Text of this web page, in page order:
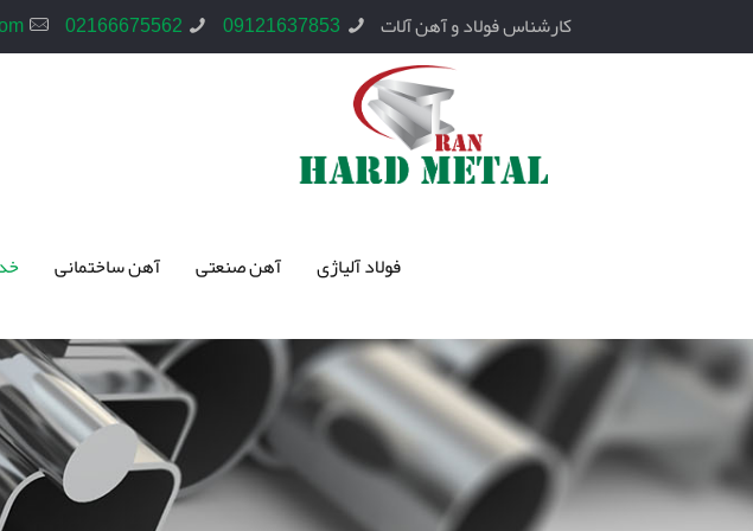
کارشناس فولاد و آهن آلات 09121637853
02166675562
فولاد آلیاژی آهن صنعتی آهن ساختمانی